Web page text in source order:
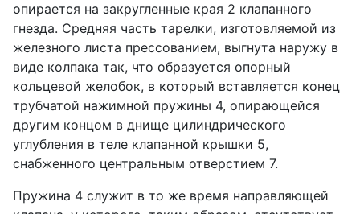
опирается на закругленные края 2 клапанного
гнезда. Средняя часть тарелки, изготовляемой из
железного листа прессованием, выгнута наружу в
виде колпака так, что образуется опорный
кольцевой желобок, в который вставляется конец
трубчатой нажимной пружины 4, опирающейся
другим концом в днище цилиндрического
углубления в теле клапанной крышки 5,
снабженного центральным отверстием 7.
Пружина 4 служит в то же время направляющей